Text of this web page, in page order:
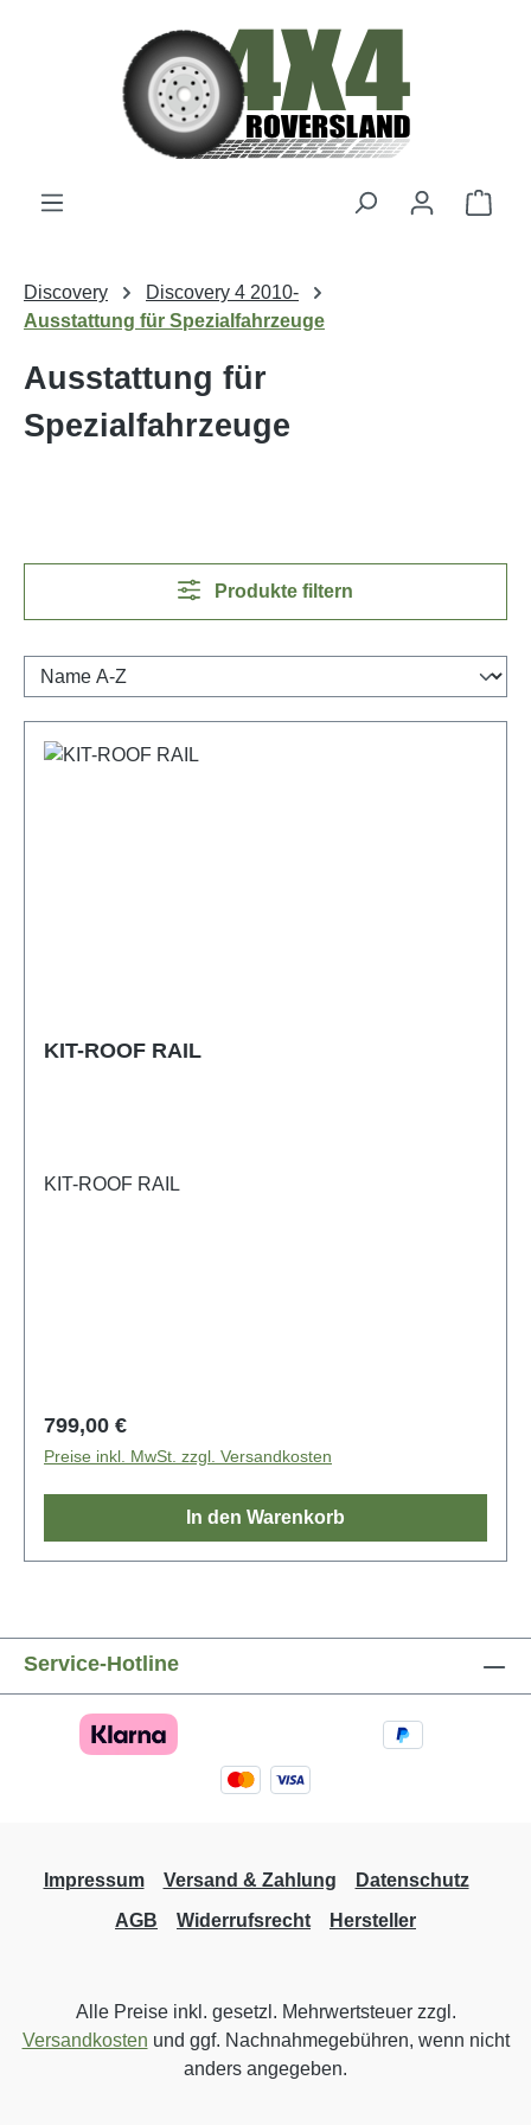
Zum Hauptinhalt springen
Discovery
Discovery 4 2010-
Ausstattung für Spezialfahrzeuge
Ausstattung für
Spezialfahrzeuge
Produkte filtern
KIT-ROOF RAIL
KIT-ROOF RAIL
Regulärer Preis:
799,00 €
Preise inkl. MwSt. zzgl. Versandkosten
In den Warenkorb
Service-Hotline
Impressum Versand & Zahlung
Datenschutz
AGB
Widerrufsrecht Hersteller
Alle Preise inkl. gesetzl. Mehrwertsteuer zzgl.
Versandkosten und ggf. Nachnahmegebühren, wenn nicht
anders angegeben.